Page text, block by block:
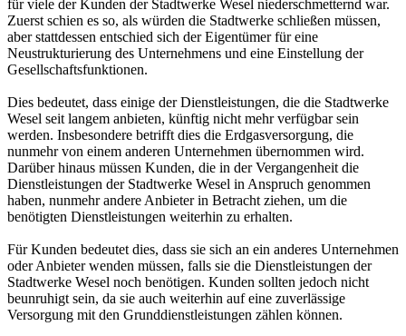
für viele der Kunden der Stadtwerke Wesel niederschmetternd war.
Zuerst schien es so, als würden die Stadtwerke schließen müssen,
aber stattdessen entschied sich der Eigentümer für eine
Neustrukturierung des Unternehmens und eine Einstellung der
Gesellschaftsfunktionen.
Dies bedeutet, dass einige der Dienstleistungen, die die Stadtwerke
Wesel seit langem anbieten, künftig nicht mehr verfügbar sein
werden. Insbesondere betrifft dies die Erdgasversorgung, die
nunmehr von einem anderen Unternehmen übernommen wird.
Darüber hinaus müssen Kunden, die in der Vergangenheit die
Dienstleistungen der Stadtwerke Wesel in Anspruch genommen
haben, nunmehr andere Anbieter in Betracht ziehen, um die
benötigten Dienstleistungen weiterhin zu erhalten.
Für Kunden bedeutet dies, dass sie sich an ein anderes Unternehmen
oder Anbieter wenden müssen, falls sie die Dienstleistungen der
Stadtwerke Wesel noch benötigen. Kunden sollten jedoch nicht
beunruhigt sein, da sie auch weiterhin auf eine zuverlässige
Versorgung mit den Grunddienstleistungen zählen können.